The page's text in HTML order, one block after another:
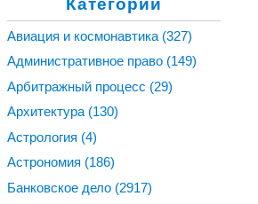
Категории
Авиация и космонавтика (327)
Административное право (149)
Арбитражный процесс (29)
Архитектура (130)
Астрология (4)
Астрономия (186)
Банковское дело (2917)